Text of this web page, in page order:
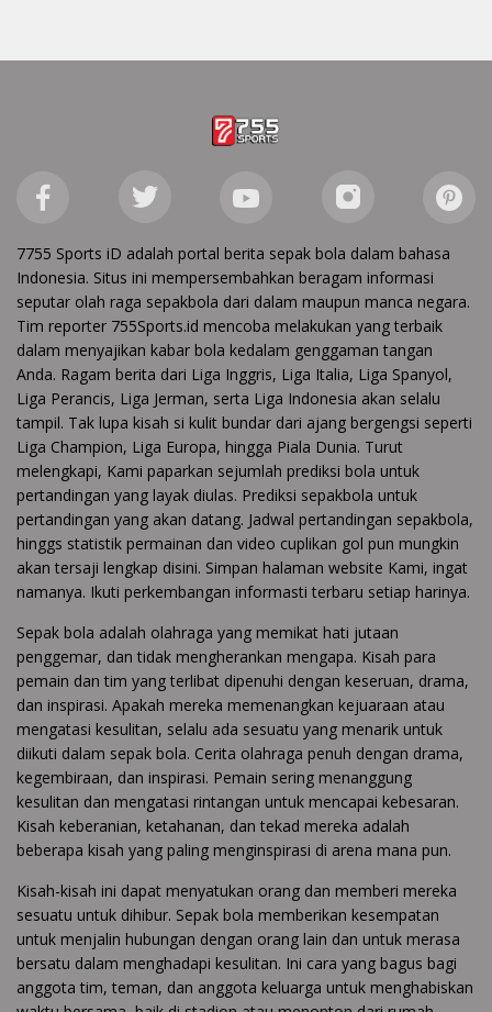
7755 Sports iD adalah portal berita sepak bola dalam bahasa
Indonesia. Situs ini mempersembahkan beragam informasi
seputar olah raga sepakbola dari dalam maupun manca negara.
Tim reporter 755Sports.id mencoba melakukan yang terbaik
dalam menyajikan kabar bola kedalam genggaman tangan
Anda. Ragam berita dari Liga Inggris, Liga Italia, Liga Spanyol,
Liga Perancis, Liga Jerman, serta Liga Indonesia akan selalu
tampil. Tak lupa kisah si kulit bundar dari ajang bergengsi seperti
Liga Champion, Liga Europa, hingga Piala Dunia. Turut
melengkapi, Kami paparkan sejumlah prediksi bola untuk
pertandingan yang layak diulas. Prediksi sepakbola untuk
pertandingan yang akan datang. Jadwal pertandingan sepakbola,
hinggs statistik permainan dan video cuplikan gol pun mungkin
akan tersaji lengkap disini. Simpan halaman website Kami, ingat
namanya. Ikuti perkembangan informasti terbaru setiap harinya.
Sepak bola adalah olahraga yang memikat hati jutaan
penggemar, dan tidak mengherankan mengapa. Kisah para
pemain dan tim yang terlibat dipenuhi dengan keseruan, drama,
dan inspirasi. Apakah mereka memenangkan kejuaraan atau
mengatasi kesulitan, selalu ada sesuatu yang menarik untuk
diikuti dalam sepak bola. Cerita olahraga penuh dengan drama,
kegembiraan, dan inspirasi. Pemain sering menanggung
kesulitan dan mengatasi rintangan untuk mencapai kebesaran.
Kisah keberanian, ketahanan, dan tekad mereka adalah
beberapa kisah yang paling menginspirasi di arena mana pun.
Kisah-kisah ini dapat menyatukan orang dan memberi mereka
sesuatu untuk dihibur. Sepak bola memberikan kesempatan
untuk menjalin hubungan dengan orang lain dan untuk merasa
bersatu dalam menghadapi kesulitan. Ini cara yang bagus bagi
anggota tim, teman, dan anggota keluarga untuk menghabiskan